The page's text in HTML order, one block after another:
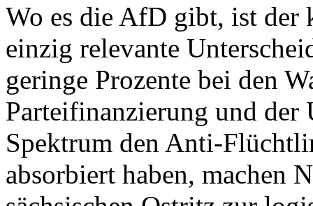
Wo es die AfD gibt, ist der
einzig relevante
geringe Prozente bei den
Parteifinanzierung und der
Spektrum den Anti-
absorbiert haben, machen